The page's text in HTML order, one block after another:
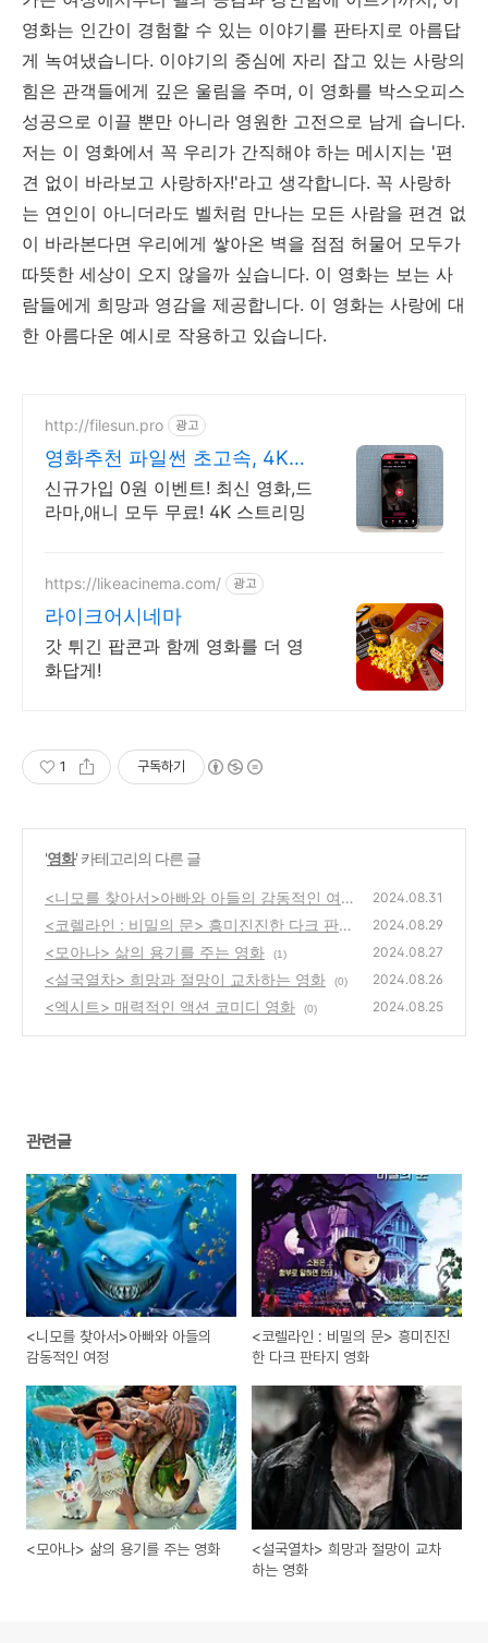
영화는 인간이 경험할 수 있는 이야기를 판타지로 아름답
게 녹여냈습니다. 이야기의 중심에 자리 잡고 있는 사랑의
힘은 관객들에게 깊은 울림을 주며, 이 영화를 박스오피스
성공으로 이끌 뿐만 아니라 영원한 고전으로 남게 습니다.
저는 이 영화에서 꼭 우리가 간직해야 하는 메시지는 '편
견 없이 바라보고 사랑하자!'라고 생각합니다. 꼭 사랑하
는 연인이 아니더라도 벨처럼 만나는 모든 사람을 편견 없
이 바라본다면 우리에게 쌓아온 벽을 점점 허물어 모두가
따뜻한 세상이 오지 않을까 싶습니다. 이 영화는 보는 사
람들에게 희망과 영감을 제공합니다. 이 영화는 사랑에 대
한 아름다운 예시로 작용하고 있습니다.
http://filesun.pro 광고
영화추천 파일썬 초고속, 4K
실시간 보기!
신규가입 0원 이벤트! 최신 영화,드
라마,애니 모두 무료! 4K 스트리밍
https://likeacinema.com/ 광고
라이크어시네마
갓 튀긴 팝콘과 함께 영화를 더 영
화답게!
1 구독하기
'영화' 카테고리의 다른 글
<니모를 찾아서>아빠와 아들의 감동적인 여정
(0)
2024.08.31
<코렐라인 : 비밀의 문> 흥미진진한 다크 판타
지 영화
(0)
2024.08.29
<모아나> 삶의 용기를 주는 영화 (1) 2024.08.27
<설국열차> 희망과 절망이 교차하는 영화 (0) 2024.08.26
<엑시트> 매력적인 액션 코미디 영화 (0) 2024.08.25
관련글
<니모를 찾아서>아빠와 아들의
감동적인 여정
<코렐라인 : 비밀의 문> 흥미진진
한 다크 판타지 영화
<모아나> 삶의 용기를 주는 영화
<설국열차> 희망과 절망이 교차
하는 영화